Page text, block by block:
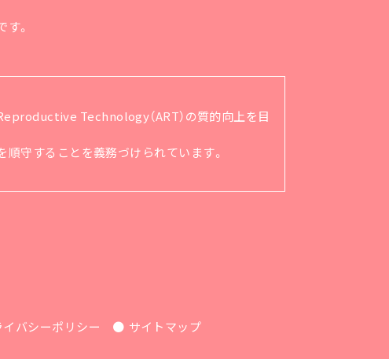
す。
Technology（ART）の質的向上を目
守することを義務づけられています。
イバシーポリシー サイトマップ